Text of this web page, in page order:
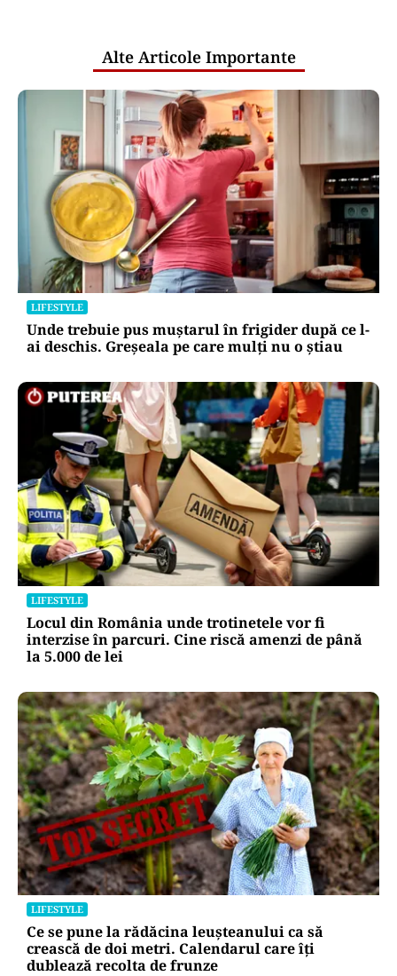
Alte Articole Importante
LIFESTYLE
Unde trebuie pus muștarul în frigider după ce l-
ai deschis. Greșeala pe care mulți nu o știau
LIFESTYLE
Locul din România unde trotinetele vor fi
interzise în parcuri. Cine riscă amenzi de până
la 5.000 de lei
LIFESTYLE
Ce se pune la rădăcina leușteanului ca să
crească de doi metri. Calendarul care îți
dublează recolta de frunze